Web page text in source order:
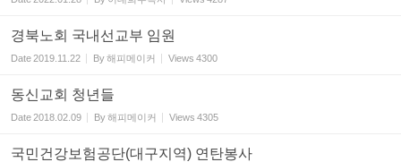
경북노회 국내선교부 임원
Date2019.11.22 By해피메이커 Views 4300
동신교회 청년들
Date2018.02.09 By해피메이커 Views 4305
국민건강보험공단(대구지역) 연탄봉사